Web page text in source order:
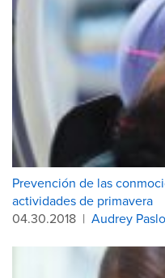
Prevención de las
actividades de primavera
04.30.2018 | Audrey